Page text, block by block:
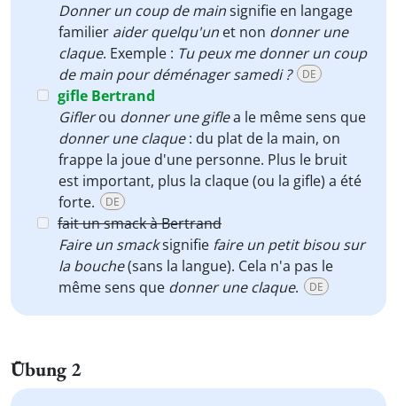
Donner un coup de mainsignifie en langage
familier aider quelqu'un et non donner une
claque. Exemple : Tu peux me donner un coup
de main pour déménager samedi ?
DE
gifle Bertrand
Giflerou donner une giflea le même sens que
donner une claque: du plat de la main, on
frappe la joue d'une personne. Plus le bruit
est important, plus la claque (ou la gifle) a été
forte.
DE
fait un smack à Bertrand
Faire un smacksignifie faire un petit bisou sur
la bouche(sans la langue). Cela n'a pas le
même sens que donner une claque. DE
Übung 2